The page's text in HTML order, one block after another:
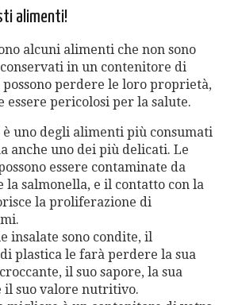
alimenti!
alcuni alimenti che non sono
in un contenitore di
possono perdere le loro proprietà,
essere pericolosi per la salute.
è uno degli alimenti più consumati
anche uno dei più delicati. Le
essere contaminate da
la salmonella, e il contatto con la
la proliferazione di
insalate sono condite, il
plastica le farà perdere la sua
il suo sapore, la sua
il suo valore nutritivo.